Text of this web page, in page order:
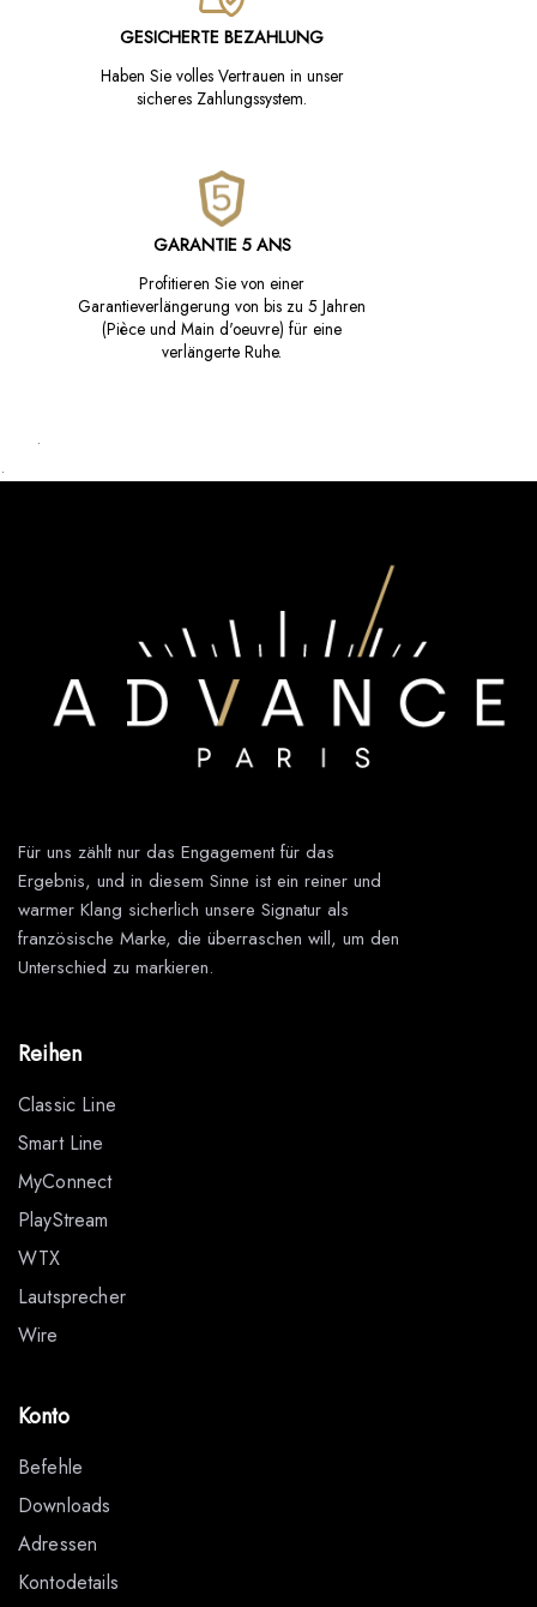
GESICHERTE BEZAHLUNG
Haben Sie volles Vertrauen in unser
sicheres Zahlungssystem.
GARANTIE 5 ANS
Profitieren Sie von einer
Garantieverlängerung von bis zu 5 Jahren
(Pièce und Main d'oeuvre) für eine
verlängerte Ruhe.
.
.
Für uns zählt nur das Engagement für das
Ergebnis, und in diesem Sinne ist ein reiner und
warmer Klang sicherlich unsere Signatur als
französische Marke, die überraschen will, um den
Unterschied zu markieren.
Reihen
Classic Line
Smart Line
MyConnect
PlayStream
WTX
Lautsprecher
Wire
Konto
Befehle
Downloads
Adressen
Kontodetails